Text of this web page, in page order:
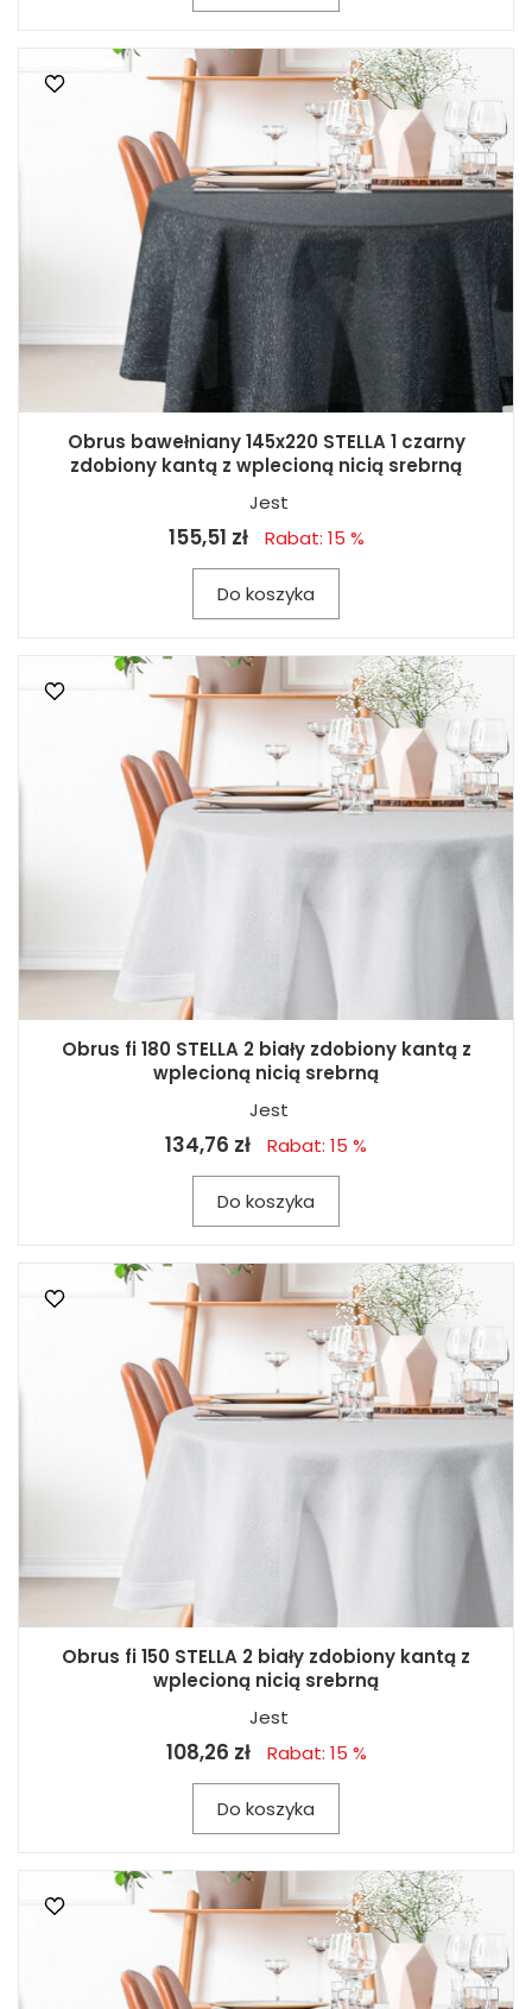
Obrus bawełniany 145x220 STELLA 1 czarny
zdobiony kantą z wplecioną nicią srebrną
Jest
155,51 zł Rabat: 15 %
Do koszyka
Obrus fi 180 STELLA 2 biały zdobiony kantą z
wplecioną nicią srebrną
Jest
134,76 zł Rabat: 15 %
Do koszyka
Obrus fi 150 STELLA 2 biały zdobiony kantą z
wplecioną nicią srebrną
Jest
108,26 zł Rabat: 15 %
Do koszyka